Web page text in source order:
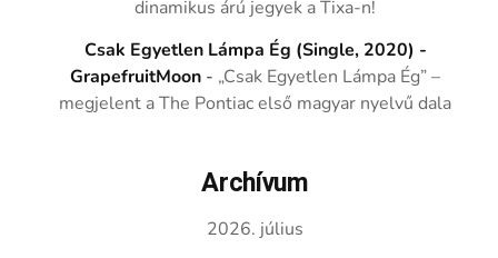
dinamikus árú jegyek a Tixa-n!
Csak Egyetlen Lámpa Ég (Single, 2020) -
GrapefruitMoon - „Csak Egyetlen Lámpa Ég” –
megjelent a The Pontiac első magyar nyelvű dala
Archívum
2026. július